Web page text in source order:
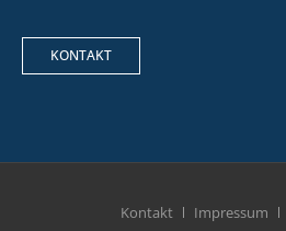
KONTAKT
Kontakt Impressum